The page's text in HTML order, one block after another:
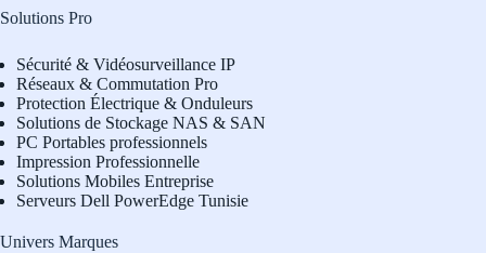
Solutions Pro
Sécurité & Vidéosurveillance IP
Réseaux & Commutation Pro
Protection Électrique & Onduleurs
Solutions de Stockage NAS & SAN
PC Portables professionnels
Impression Professionnelle
Solutions Mobiles Entreprise
Serveurs Dell PowerEdge Tunisie
Univers Marques